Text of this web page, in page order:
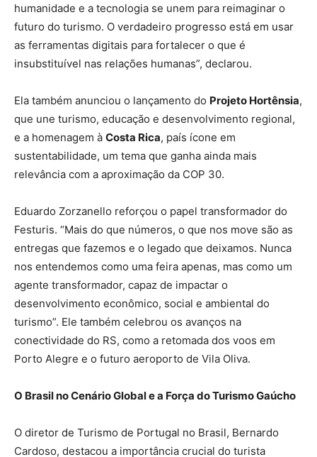
humanidade e a tecnologia se unem para reimaginar o
futuro do turismo. O verdadeiro progresso está em usar
as ferramentas digitais para fortalecer o que é
insubstituível nas relações humanas”, declarou.
Ela também anunciou o lançamento do Projeto Hortênsia,
que une turismo, educação e desenvolvimento regional,
e a homenagem à Costa Rica, país ícone em
sustentabilidade, um tema que ganha ainda mais
relevância com a aproximação da COP 30.
Eduardo Zorzanello reforçou o papel transformador do
Festuris. “Mais do que números, o que nos move são as
entregas que fazemos e o legado que deixamos. Nunca
nos entendemos como uma feira apenas, mas como um
agente transformador, capaz de impactar o
desenvolvimento econômico, social e ambiental do
turismo”. Ele também celebrou os avanços na
conectividade do RS, como a retomada dos voos em
Porto Alegre e o futuro aeroporto de Vila Oliva.
O Brasil no Cenário Global e a Força do Turismo Gaúcho
O diretor de Turismo de Portugal no Brasil, Bernardo
Cardoso, destacou a importância crucial do turista